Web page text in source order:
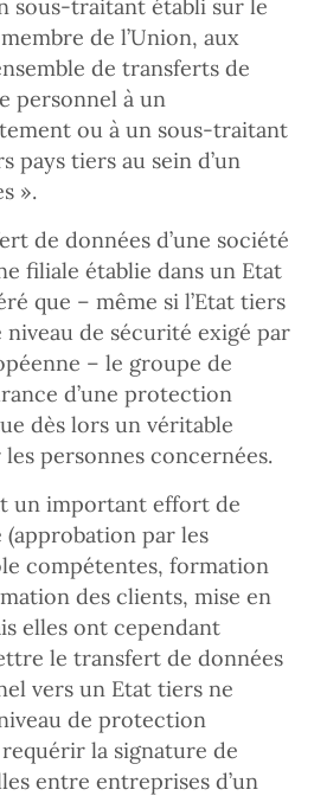
sous-traitant établi sur le
de l’Union, aux
de transferts de
personnel à un
ou à un sous-traitant
pays tiers au sein d’un
».
de données d’une société
filiale établie dans un Etat
que – même si l’Etat tiers
de sécurité exigé par
– le groupe de
d’une protection
dès lors un véritable
personnes concernées.
un important effort de
par les
compétentes, formation
des clients, mise en
elles ont cependant
le transfert de données
vers un Etat tiers ne
de protection
la signature de
entre entreprises d’un